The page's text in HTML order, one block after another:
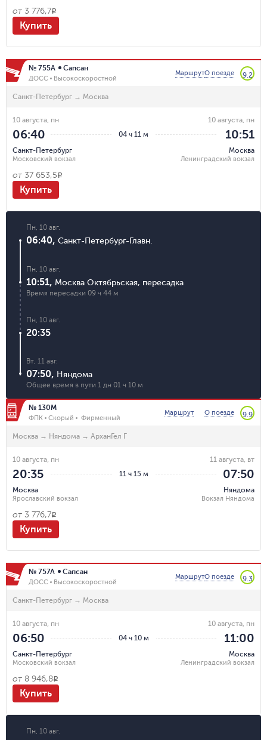
от 3 776,7R
Купить
№ 755А Сапсан
ДОСС Высокоскоростной
МаршрутО поезде 9.2
Санкт-Петербург → Москва
04 ч 11 м
10 августа, пн
06:40
Санкт-Петербург
Московский вокзал
10 августа, пн
10:51
Москва
Ленинградский вокзал
от 37 653,5R
Купить
Пн, 10 авг.
06:40, Санкт-Петербург-Главн.
Пн, 10 авг.
10:51, Москва Октябрьская, пересадка
Время пересадки 09 ч 44 м
Пн, 10 авг.
20:35
Вт, 11 авг.
07:50, Няндома
Общее время в пути 1 дн 01 ч 10 м
№ 130М
ФПК Скорый Фирменный
Маршрут О поезде 9.9
Москва → Няндома → АрханГел Г
11 ч 15 м
10 августа, пн
20:35
Москва
Ярославский вокзал
11 августа, вт
07:50
Няндома
Вокзал Няндома
от 3 776,7R
Купить
№ 757А Сапсан
ДОСС Высокоскоростной
МаршрутО поезде 9.3
Санкт-Петербург → Москва
04 ч 10 м
10 августа, пн
06:50
Санкт-Петербург
Московский вокзал
10 августа, пн
11:00
Москва
Ленинградский вокзал
от 8 946,8R
Купить
Пн, 10 авг.